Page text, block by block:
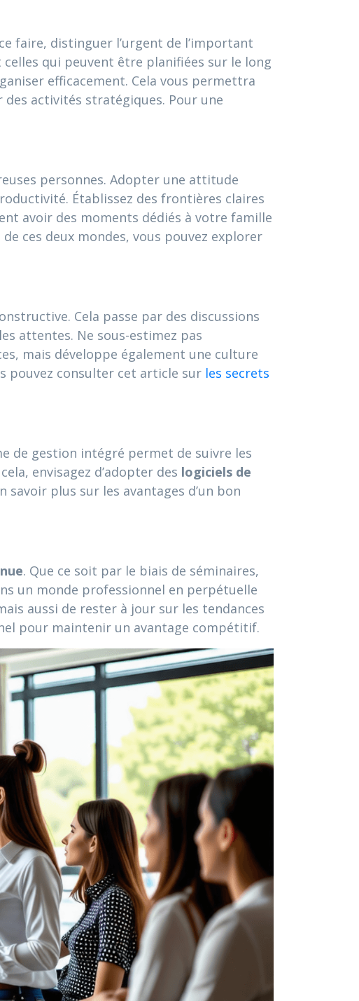
faire, distinguer l’urgent de l’important
qui peuvent être planifiées sur le long
efficacement. Cela vous permettra
activités stratégiques. Pour une
personnes. Adopter une attitude
Établissez des frontières claires
avoir des moments dédiés à votre famille
ces deux mondes, vous pouvez explorer
Cela passe par des discussions
attentes. Ne sous-estimez pas
mais développe également une culture
pouvez consulter cet article sur les secrets
de gestion intégré permet de suivre les
envisagez d’adopter des logiciels de
plus sur les avantages d’un bon
. Que ce soit par le biais de séminaires,
un monde professionnel en perpétuelle
aussi de rester à jour sur les tendances
pour maintenir un avantage compétitif.